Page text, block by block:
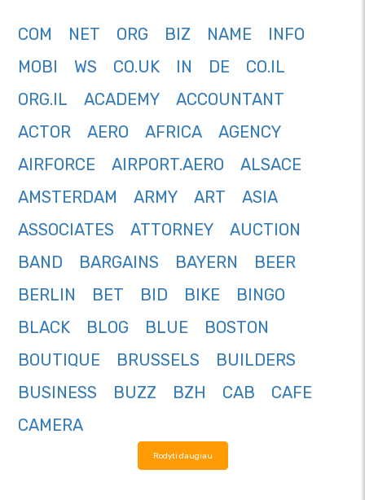
COM NET ORG BIZ NAME
INFO
MOBI
WS CO.UK IN DE
CO.IL
ORG.IL
ACADEMY
ACCOUNTANT
ACTOR
AERO AFRICA
AGENCY
AIRFORCE
AIRPORT.AERO
ALSACE
AMSTERDAM
ARMY ART
ASIA
ASSOCIATES
ATTORNEY
AUCTION
BAND
BARGAINS BAYERN
BEER
BERLIN
BET BID BIKE
BINGO
BLACK
BLOG BLUE
BOSTON
BOUTIQUE
BRUSSELS
BUILDERS
BUSINESS
BUZZ BZH CAB
CAFE
CAMERA
Rodyti daugiau